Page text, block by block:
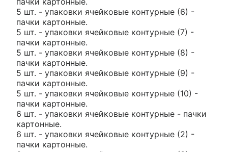
5 шт. - упаковки ячейковые контурные (6) -
пачки картонные.
5 шт. - упаковки ячейковые контурные (7) -
пачки картонные.
5 шт. - упаковки ячейковые контурные (8) -
пачки картонные.
5 шт. - упаковки ячейковые контурные (9) -
пачки картонные.
5 шт. - упаковки ячейковые контурные (10) -
пачки картонные.
6 шт. - упаковки ячейковые контурные - пачки
картонные.
6 шт. - упаковки ячейковые контурные (2) -
пачки картонные.